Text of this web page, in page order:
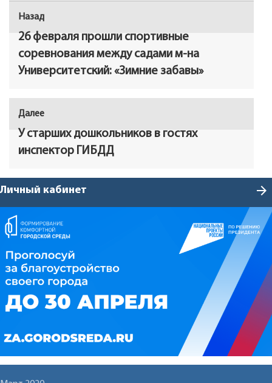
Навигация
по
записям
Назад
26 февраля прошли спортивные
соревнования между садами м-на
Университетский: «Зимние забавы»
Далее
У старших дошкольников в гостях
инспектор ГИБДД
Личный кабинет arrow_forward